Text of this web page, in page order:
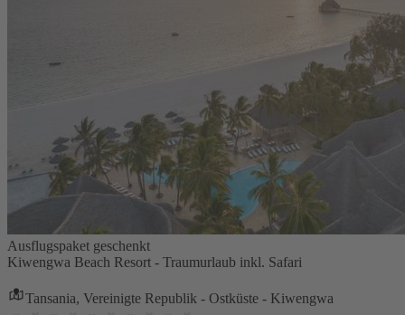
Ausflugspaket geschenkt
Kiwengwa Beach Resort - Traumurlaub inkl. Safari
Tansania, Vereinigte Republik - Ostküste - Kiwengwa